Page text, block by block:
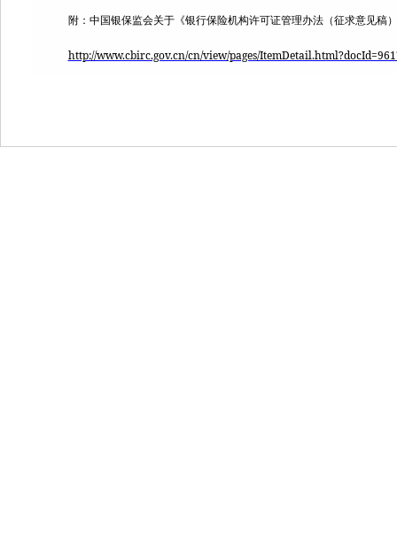
附：中国银保监会关于《银行保险机构许可证管理办法（征求意见稿
http://www.cbirc.gov.cn/cn/view/pages/